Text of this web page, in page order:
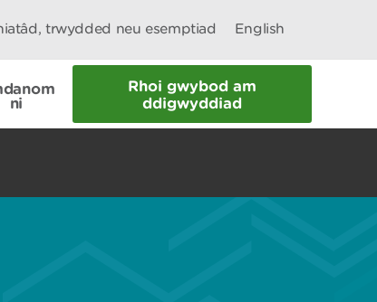
trwydded neu esemptiad English
ni
Rhoi gwybod am
ddigwyddiad